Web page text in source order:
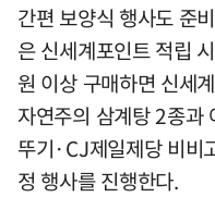
간편 보양식 행사도 준
은 신세계포인트 적립
원 이상 구매하면 신세
자연주의 삼계탕 2종과
뚜기·CJ제일제당 비비
정 행사를 진행한다.